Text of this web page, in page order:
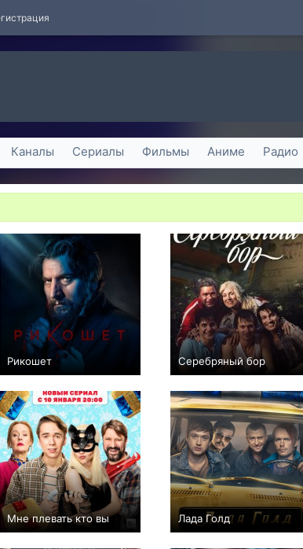
Каналы Сериалы Фильмы Аниме Радио
Рикошет
+213 32 1733
Серебряный бор
+49 24 274
Мне плевать кто вы
+43 15 505
Лада Голд
+42 8 1065